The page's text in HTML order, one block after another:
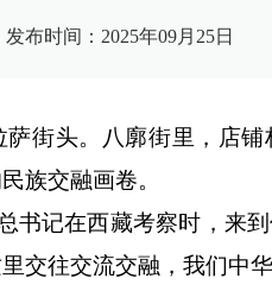
发布时间：2025年09月25日
街头。八廓街里，店
族交融画卷。
书记在西藏考察时，来
交往交流交融，我们中